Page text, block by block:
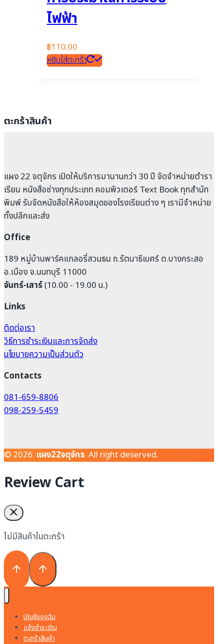
ไฟฟ้า
฿110.00
หยิบใส่ตะกร้า
ตะกร้าสินค้า
แผง 22 จตุจักร เปิดให้บริการมานานกว่า 30 ปี จัดจำหน่ายตำรา
เรียน หนังสือช่างทุกประเภท คอมพิวเตอร์ Text Book ทุกสำนัก
พิมพ์ รับจัดหนังสือให้ห้องสมุดของโรงเรียนต่าง ๆ เรามีจำหน่าย
ทั้งปลีกและส่ง
Office
189 หมู่บ้านพาร์คแกลอรี่สวนธน ถ.รัตนาธิเบศร์ ต.บางกระสอ
อ.เมือง จ.นนทบุรี 11000
จันทร์-เสาร์(10.00 - 19.00 น.)
Links
ติดต่อเรา
วิธีการชำระเงินและการจัดส่ง
นโยบายความเป็นส่วนตัว
Contacts
081-659-8806
098-259-5459
© 2026 แผง22จตุจักร All right deserved.
Review Cart
ไม่มีสินค้าในตะกร้า
บัญชีของฉัน
แจ้งชำระเงิน
ตะกร้าสินค้า